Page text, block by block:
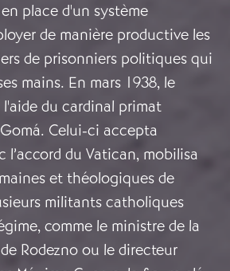
place d'un système
de manière productive les
de prisonniers politiques qui
mains. En mars 1938, le
du cardinal primat
Celui-ci accepta
l’accord du Vatican, mobilisa
et théologiques de
militants catholiques
comme le ministre de la
Rodezno ou le directeur